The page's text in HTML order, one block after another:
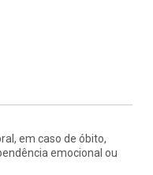
em caso de óbito,
emocional ou